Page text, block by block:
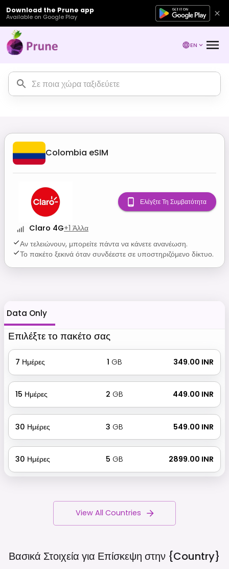
Download the Prune app
Available on Google Play
EN
Colombia eSIM
Claro 4G+1 Άλλα
Αν τελειώνουν, μπορείτε πάντα να κάνετε ανανέωση.
Το πακέτο ξεκινά όταν συνδέεστε σε υποστηριζόμενο δίκτυο.
Ελέγξτε Τη Συμβατότητα
Data Only
Επιλέξτε το πακέτο σας
7 Ημέρες 1 GB ₹ 349.00 INR
15 Ημέρες 2 GB ₹ 449.00 INR
30 Ημέρες 3 GB ₹ 549.00 INR
30 Ημέρες 5 GB ₹ 2899.00 INR
View All Countries
Βασικά Στοιχεία για Επίσκεψη στην {country}